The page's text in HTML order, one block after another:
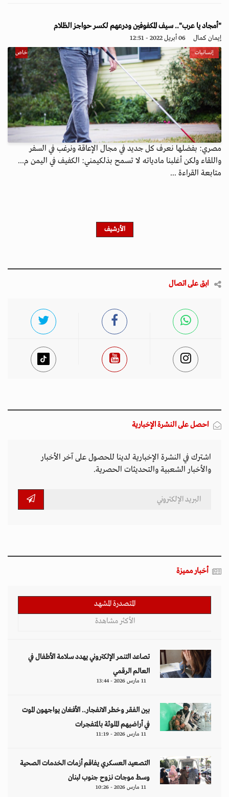
"أمجاد يا عرب".. سيف المكفوفين ودرعهم لكسر حواجز الظلام
إيمان كمال 06 أبريل 2022 - 12:51
إنسانيات خاص
مصري: بفضلها نعرف كل جديد في مجال الإعاقة ونرغب في السفر
واللقاء ولكن أغلبنا مادياته لا تسمح بذلكيمني: الكفيف في اليمن م...
متابعة القراءة ...
الأرشيف
ابق على اتصال
احصل على النشرة الإخبارية
اشترك في النشرة الإخبارية لدينا للحصول على آخر الأخبار
والأخبار الشعبية والتحديثات الحصرية.
أخبار مميزة
المتصدرة المشهد
الأكثر مشاهدة
تصاعد التنمر الإلكتروني يهدد سلامة الأطفال في
العالم الرقمي
11 مارس 2026 - 13:44
بين الفقر وخطر الانفجار.. الأفغان يواجهون الموت
في أراضيهم الملوثة بالمتفجرات
11 مارس 2026 - 11:19
التصعيد العسكري يفاقم أزمات الخدمات الصحية
وسط موجات نزوح جنوب لبنان
11 مارس 2026 - 10:26